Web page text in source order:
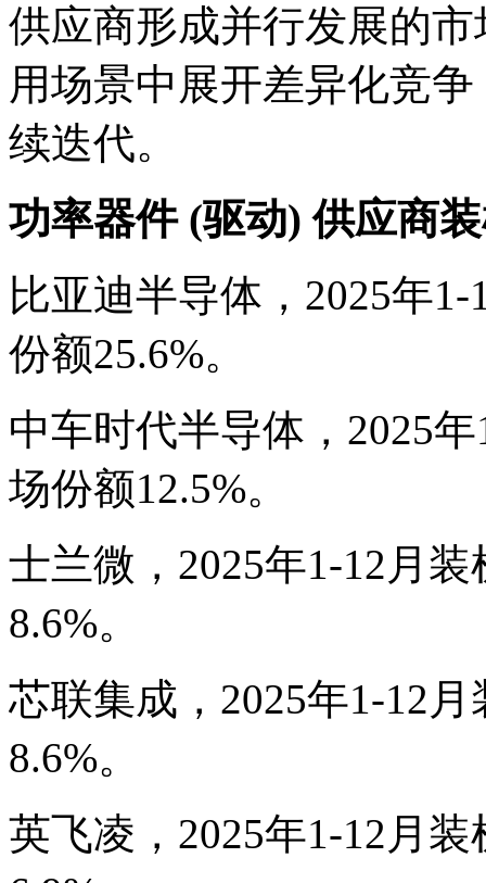
供应商形成并行发展的
用场景中展开差异化竞
续迭代。
功率器件 (驱动) 供应商
比亚迪半导体，2025年
份额25.6%。
中车时代半导体，2025
场份额12.5%。
士兰微，2025年1-12月
8.6%。
芯联集成，2025年1-12
8.6%。
英飞凌，2025年1-12月